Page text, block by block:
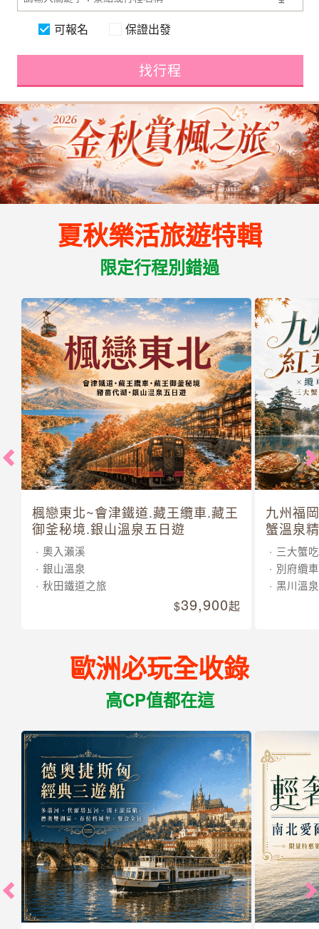
可報名 保證出發
找行程
夏秋樂活旅遊特輯
限定行程別錯過
楓戀東北~會津鐵道.藏王纜車.藏王
御釜秘境.銀山溫泉五日遊
奧入瀨溪
銀山溫泉
秋田鐵道之旅
39,900起
九州福
蟹溫泉
三大蟹
別府纜車
黑川溫泉
歐洲必玩全收錄
高CP值都在這